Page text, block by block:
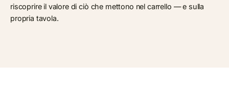
riscoprire il valore di ciò che mettono nel carrello — e sulla
propria tavola.